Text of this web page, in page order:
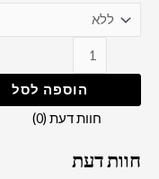
הוספה לסל
חוות דעת (0)
חוות דעת